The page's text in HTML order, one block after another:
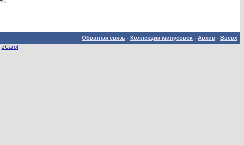
Обратная связь - Коллекция минусовок - Архив - Вверх
zCarot.